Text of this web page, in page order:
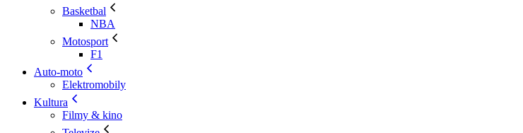
Basketbal
NBA
Motosport
F1
Auto-moto
Elektromobily
Kultura
Filmy & kino